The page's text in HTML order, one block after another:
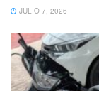
JULIO 7, 2026